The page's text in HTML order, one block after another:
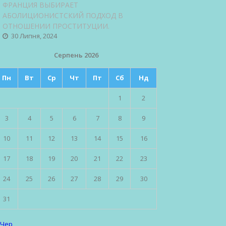
ФРАНЦИЯ ВЫБИРАЕТ
АБОЛИЦИОНИСТСКИЙ ПОДХОД В
ОТНОШЕНИИ ПРОСТИТУЦИИ.
30 Липня, 2024
Серпень 2026
Пн Вт Ср Чт Пт Сб Нд
1 2
3 4 5 6 7 8 9
10 11 12 13 14 15 16
17 18 19 20 21 22 23
24 25 26 27 28 29 30
31